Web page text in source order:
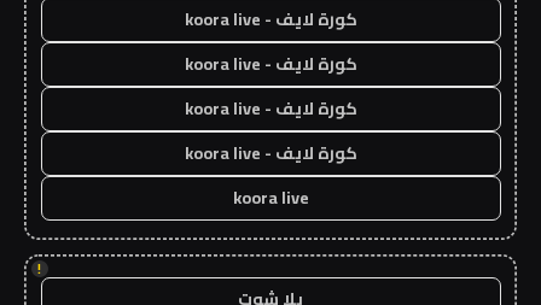
كورة لايف - koora live
كورة لايف - koora live
كورة لايف - koora live
كورة لايف - koora live
koora live
!